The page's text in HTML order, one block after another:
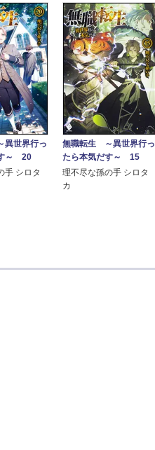
世界行っ
～ 20
手 シロタ
無職転生 ～異世界行っ
たら本気だす～ 15
理不尽な孫の手 シロタ
カ